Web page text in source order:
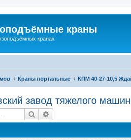
краны
кранах
Краны портальные КПМ 40-27-10,5
завод тяжелого
Поиск